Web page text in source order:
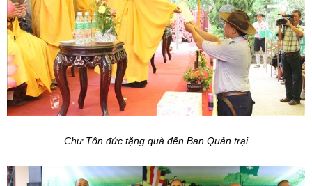
Chư Tôn đức tặng quà đến Ban Quản trại